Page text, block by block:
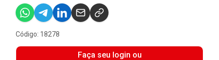
Código: 18278
Faça seu login ou